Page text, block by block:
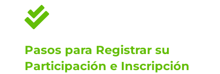
Pasos para Registrar su
Participación e Inscripción